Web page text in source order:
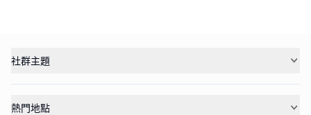
社群主題
熱門地點